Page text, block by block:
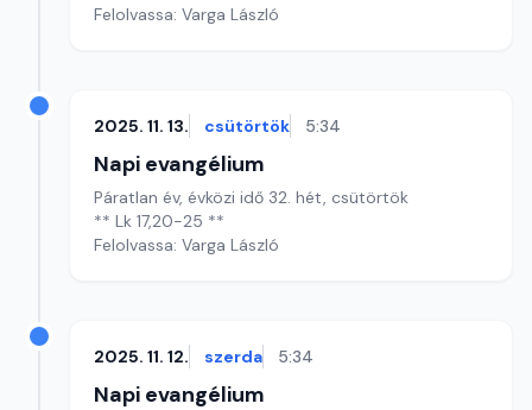
Felolvassa: Varga László
2025. 11. 13. csütörtök 5:34
Napi evangélium
Páratlan év, évközi idő 32. hét, csütörtök
** Lk 17,20-25 **
Felolvassa: Varga László
2025. 11. 12. szerda 5:34
Napi evangélium